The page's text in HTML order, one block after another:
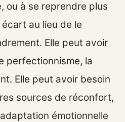
ou à se reprendre plus
au lieu de le
Elle peut avoir
perfectionnisme, la
Elle peut avoir besoin
sources de réconfort,
émotionnelle